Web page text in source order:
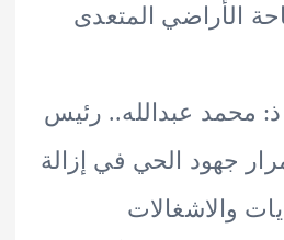
المتعدى
عبدالله.. رئيس
الحي في إزالة